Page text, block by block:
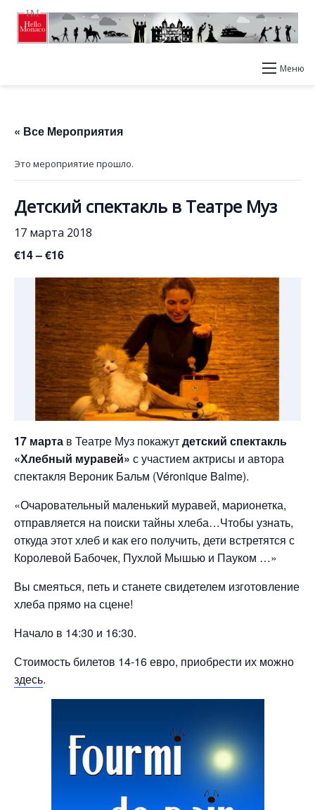
Меню
« Все Мероприятия
Это мероприятие прошло.
Детский спектакль в Театре Муз
17 марта 2018
€14 – €16
17 марта в Театре Муз покажутдетский спектакль
«Хлебный муравей» с участием актрисы и автора
спектакля Вероник Бальм (Véronique Balme).
«Очаровательный маленький муравей, марионетка,
отправляется на поиски тайны хлеба…Чтобы узнать,
откуда этот хлеб и как его получить, дети встретятся с
Королевой Бабочек, Пухлой Мышью и Пауком …»
Вы смеяться, петь и станете свидетелем изготовление
хлеба прямо на сцене!
Начало в 14:30 и 16:30.
Стоимость билетов 14-16 евро, приобрести их можно
здесь.